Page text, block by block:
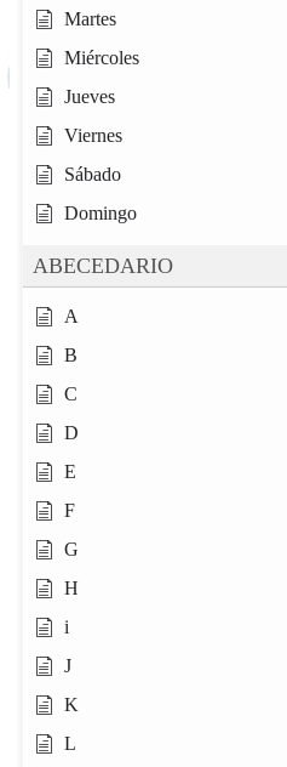
Martes
Miércoles
Jueves
Viernes
Sábado
Domingo
ABECEDARIO
A
B
C
D
E
F
G
H
i
J
K
L